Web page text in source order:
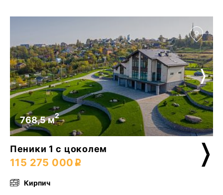
768,5 м2
Пеники 1 с цоколем
115 275 000
Кирпич